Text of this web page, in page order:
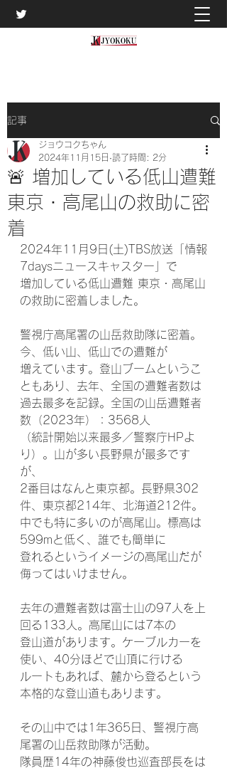
記事
🚨 増加している低山遭難
東京・高尾山の救助に密
着
ジョウコクちゃん
2024年11月15日 読了時間: 2分
2024年11月9日(土)TBS放送「情報
7daysニュースキャスター」で
増加している低山遭難 東京・高尾山
の救助に密着しました。
警視庁高尾署の山岳救助隊に密着。
今、低い山、低山での遭難が
増えています。登山ブームというこ
ともあり、去年、全国の遭難者数は
過去最多を記録。全国の山岳遭難者
数（2023年）：3568人
（統計開始以来最多／警察庁HPよ
り）。山が多い長野県が最多です
が、
2番目はなんと東京都。長野県302
件、東京都214年、北海道212件。
中でも特に多いのが高尾山。標高は
599mと低く、誰でも簡単に
登れるというイメージの高尾山だが
侮ってはいけません。
去年の遭難者数は富士山の97人を上
回る133人。高尾山には7本の
登山道があります。ケーブルカーを
使い、40分ほどで山頂に行ける
ルートもあれば、麓から登るという
本格的な登山道もあります。
その山中では1年365日、警視庁高
尾署の山岳救助隊が活動。
隊員歴14年の神藤俊也巡査部長をは